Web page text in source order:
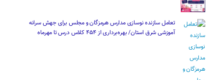
تعامل سازنده نوسازی مدارس هرمزگان و مجلس برای جهش سرانه
آموزشی شرق استان/ بهره‌برداری از ۴۵۴ کلاس درس تا مهرماه